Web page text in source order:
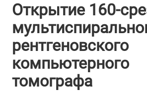
Открытие 160-
рентгеновского
компьютерного
томографа